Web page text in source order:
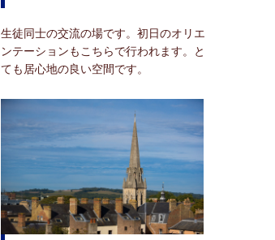
生徒同士の交流の場です。初日のオリエ
ンテーションもこちらで行われます。と
ても居心地の良い空間です。